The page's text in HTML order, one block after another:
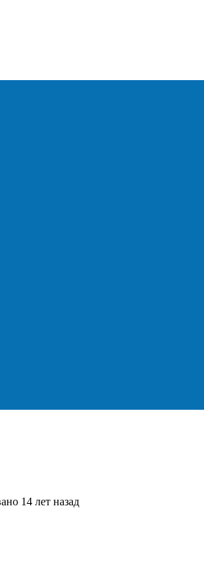
14 лет назад